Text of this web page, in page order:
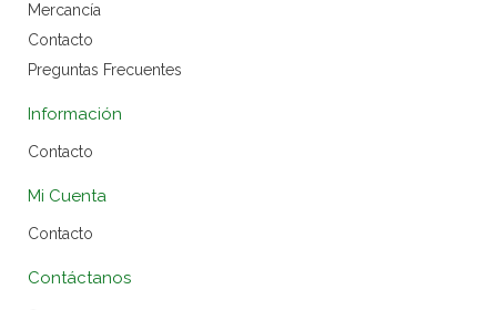
Mercancía
Contacto
Preguntas Frecuentes
Información
Contacto
Mi Cuenta
Contacto
Contáctanos